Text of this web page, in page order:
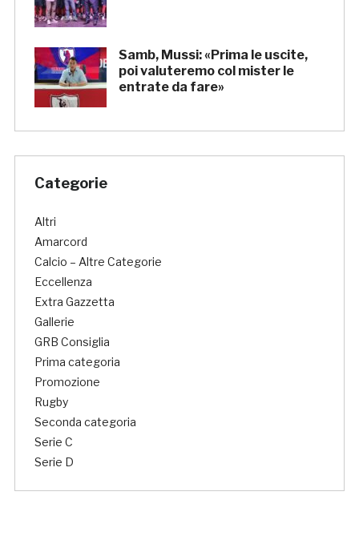
Samb, Mussi: «Prima le uscite,
poi valuteremo col mister le
entrate da fare»
Categorie
Altri
Amarcord
Calcio – Altre Categorie
Eccellenza
Extra Gazzetta
Gallerie
GRB Consiglia
Prima categoria
Promozione
Rugby
Seconda categoria
Serie C
Serie D